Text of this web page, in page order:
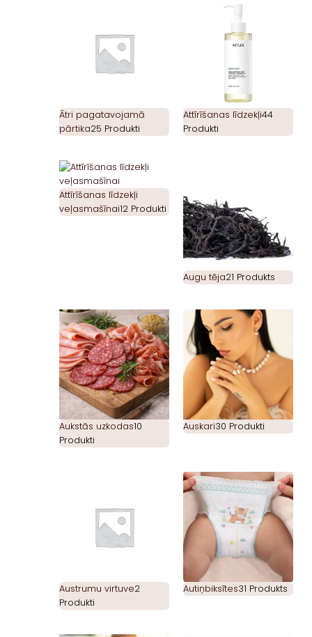
Ātri pagatavojamā
pārtika25 Produkti
Attīrīšanas līdzekļi44
Produkti
Attīrīšanas līdzekļi
veļasmašīnai12 Produkti
Augu tēja21 Produkts
Aukstās uzkodas10
Produkti
Auskari30 Produkti
Austrumu virtuve2
Produkti
Autiņbiksītes31 Produkts